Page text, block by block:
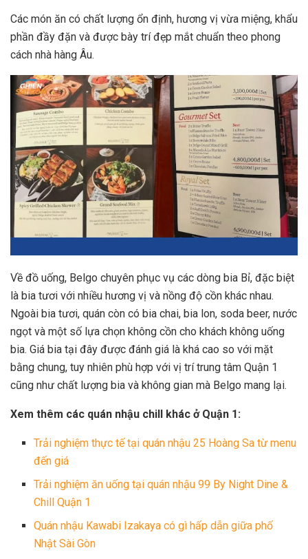
Các món ăn có chất lượng ổn định, hương vị vừa miệng, khẩu
phần đầy đặn và được bày trí đẹp mắt chuẩn theo phong
cách nhà hàng Âu.
Về đồ uống, Belgo chuyên phục vụ các dòng bia Bỉ, đặc biệt
là bia tươi với nhiều hương vị và nồng độ cồn khác nhau.
Ngoài bia tươi, quán còn có bia chai, bia lon, soda beer, nước
ngọt và một số lựa chọn không cồn cho khách không uống
bia. Giá bia tại đây được đánh giá là khá cao so với mặt
bằng chung, tuy nhiên phù hợp với vị trí trung tâm Quận 1
cũng như chất lượng bia và không gian mà Belgo mang lại.
Xem thêm các quán nhậu chill khác ở Quận 1:
Trải nghiệm thực tế tại quán nhậu 25 Hoàng Sa từ menu
đến giá
Trải nghiệm ăn uống tại quán nhậu 99 By Night Dine &
Chill Quận 1
Quán nhậu Kawabi Izakaya có gì hấp dẫn giữa phố
Nhật Sài Gòn